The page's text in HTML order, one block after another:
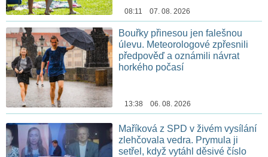
08:11 07. 08. 2026
Bouřky přinesou jen falešnou
úlevu. Meteorologové zpřesnili
předpověď a oznámili návrat
horkého počasí
13:38 06. 08. 2026
Maříková z SPD v živém vysílání
zlehčovala vedra. Prymula ji
setřel, když vytáhl děsivé číslo